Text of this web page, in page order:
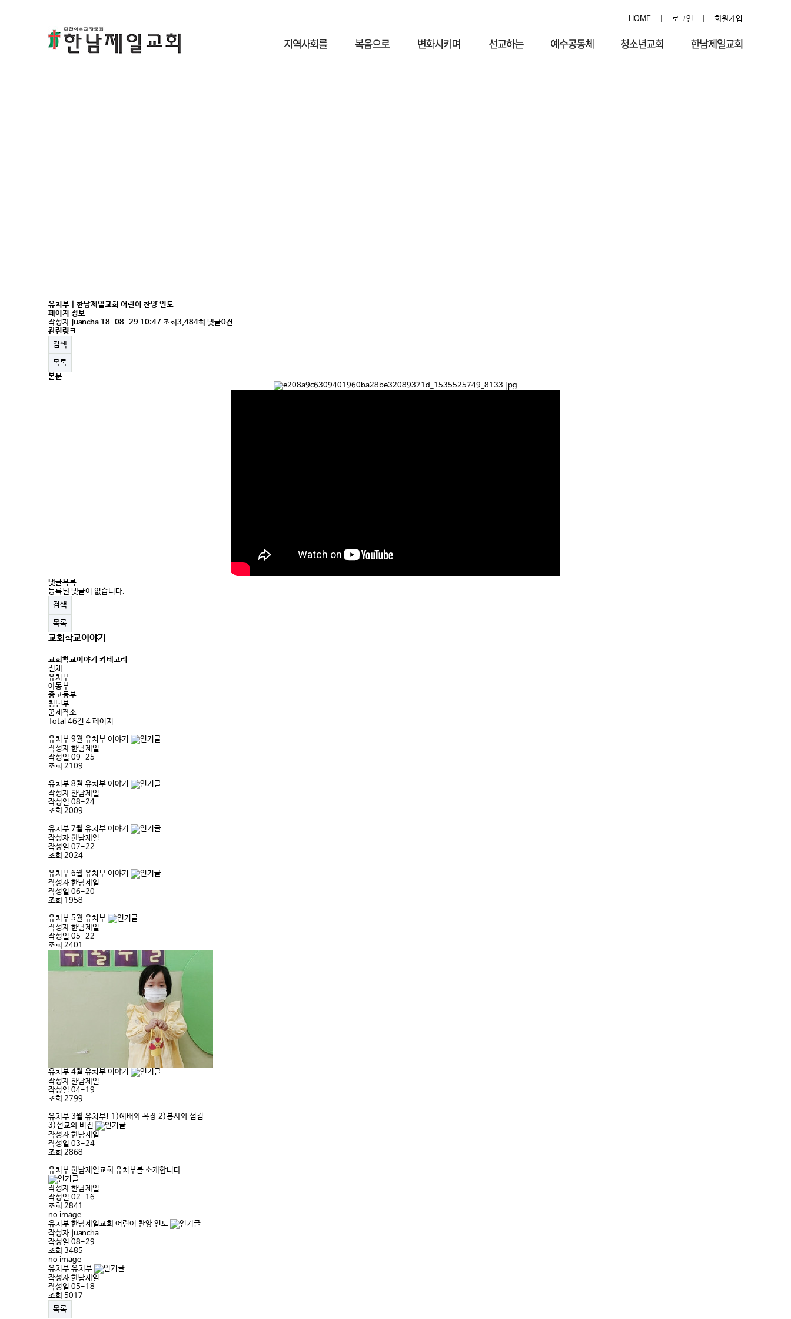
HOME 로그인 회원가입
유치부 | 한남제일교회 어린이 찬양 인도
페이지 정보
작성자 juancha 18-08-29 10:47 조회 3,484회 댓글0건
관련링크
검색
목록
본문
댓글목록
등록된 댓글이 없습니다.
검색
목록
교회학교이야기
교회학교이야기 카테고리
전체
유치부
아동부
중고등부
청년부
꿈제작소
Total 46건 4 페이지
유치부 9월 유치부 이야기
작성자 한남제일
작성일 09-25
조회 2109
유치부 8월 유치부 이야기
작성자 한남제일
작성일 08-24
조회 2009
유치부 7월 유치부 이야기
작성자 한남제일
작성일 07-22
조회 2024
유치부 6월 유치부 이야기
작성자 한남제일
작성일 06-20
조회 1958
유치부 5월 유치부
작성자 한남제일
작성일 05-22
조회 2401
유치부 4월 유치부 이야기
작성자 한남제일
작성일 04-19
조회 2799
유치부 3월 유치부! 1)예배와 목장 2)봉사와 섬김
3)선교와 비전
작성자 한남제일
작성일 03-24
조회 2868
유치부 한남제일교회 유치부를 소개합니다.
작성자 한남제일
작성일 02-16
조회 2841
no image
유치부 한남제일교회 어린이 찬양 인도
작성자 juancha
작성일 08-29
조회 3485
no image
유치부 유치부
작성자 한남제일
작성일 05-18
조회 5017
목록